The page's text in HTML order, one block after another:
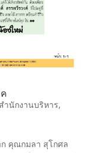
สำนักงานบริหาร,
คุณกมลา สุโกศล